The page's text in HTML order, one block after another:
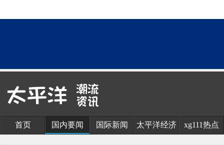
首页 国内要闻 国际新闻 太平洋经济 xg111热点